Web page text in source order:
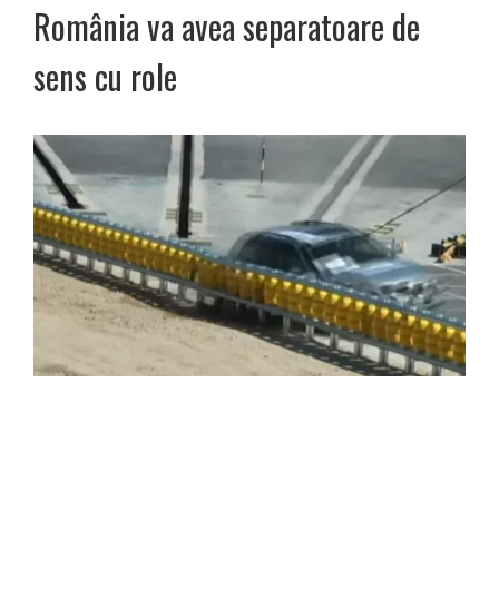
România va avea separatoare de
sens cu role